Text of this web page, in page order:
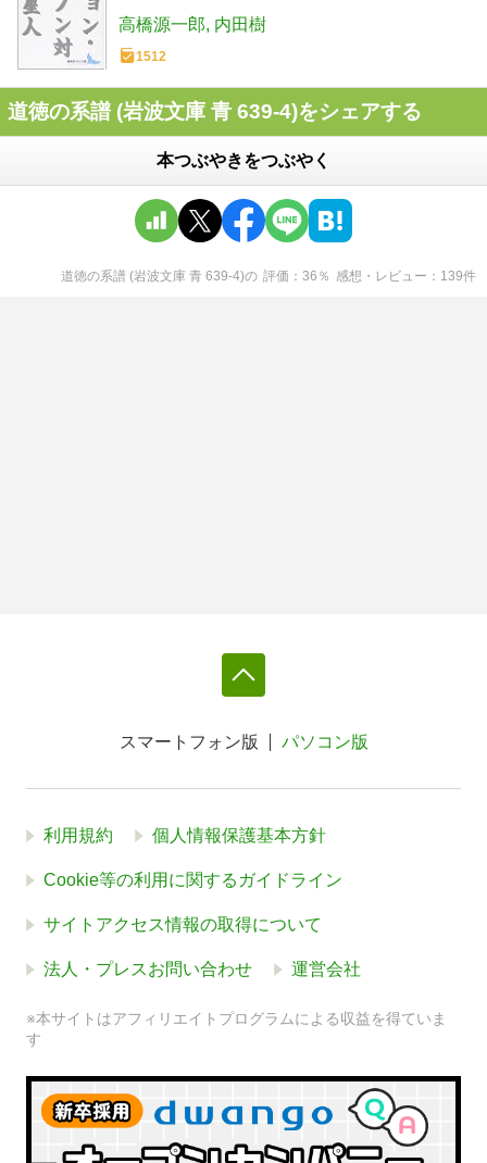
高橋源一郎 内田樹
1512
道徳の系譜 (岩波文庫 青 639-4)をシェアする
本つぶやきをつぶやく
道徳の系譜 (岩波文庫 青 639-4)の 評価 36 ％ 感想・レビュー 139件
スマートフォン版 パソコン版
利用規約 個人情報保護基本方針
Cookie等の利用に関するガイドライン
サイトアクセス情報の取得について
法人・プレスお問い合わせ 運営会社
※本サイトはアフィリエイトプログラムによる収益を得ていま
す